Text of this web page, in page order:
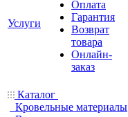
Услуги
Оплата
Гарантия
Возврат
товара
Онлайн-
заказ
Каталог
Кровельные материалы